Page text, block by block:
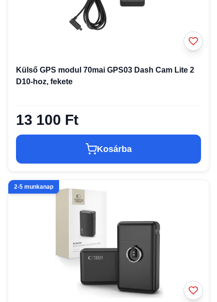
Külső GPS modul 70mai GPS03 Dash Cam Lite 2
D10-hoz, fekete
13 100 Ft
Kosárba
2-5 munkanap